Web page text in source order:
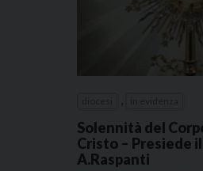
Solennità del
Cristo – Presiede
A.Raspanti